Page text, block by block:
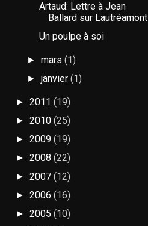
Artaud: Lettre à Jean
Ballard sur Lautréamont
Un poulpe à soi
►mars(1)
►janvier(1)
► 2011 (19)
► 2010 (25)
► 2009 (19)
► 2008 (22)
► 2007 (12)
► 2006 (16)
► 2005 (10)